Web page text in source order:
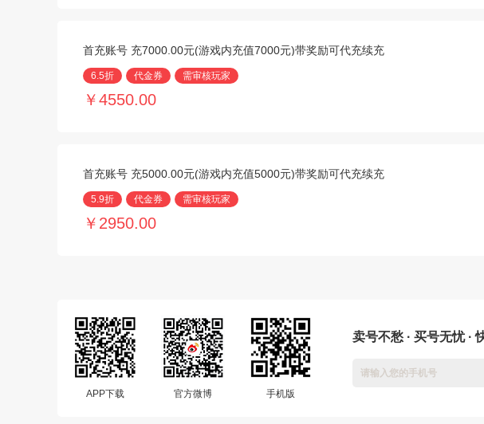
首充账号 充7000.00元(游戏内充值7000元)带奖励可代充续充
6.5折 代金券 需审核玩家
￥4550.00
首充账号 充5000.00元(游戏内充值5000元)带奖励可代充续充
5.9折 代金券 需审核玩家
￥2950.00
APP下载 官方微博 手机版
卖号不愁 · 买号无忧 ·